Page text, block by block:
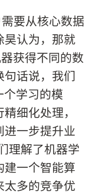
要从核心数据
昊认为，那就
获得不同的数
话说，我们
学习的模
细化处理，
一步提升业
理解了机器学
建一个智能算
多的竞争优